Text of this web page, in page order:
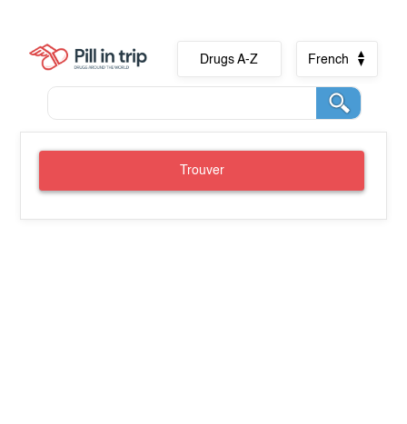
Drugs A-Z French
Trouver